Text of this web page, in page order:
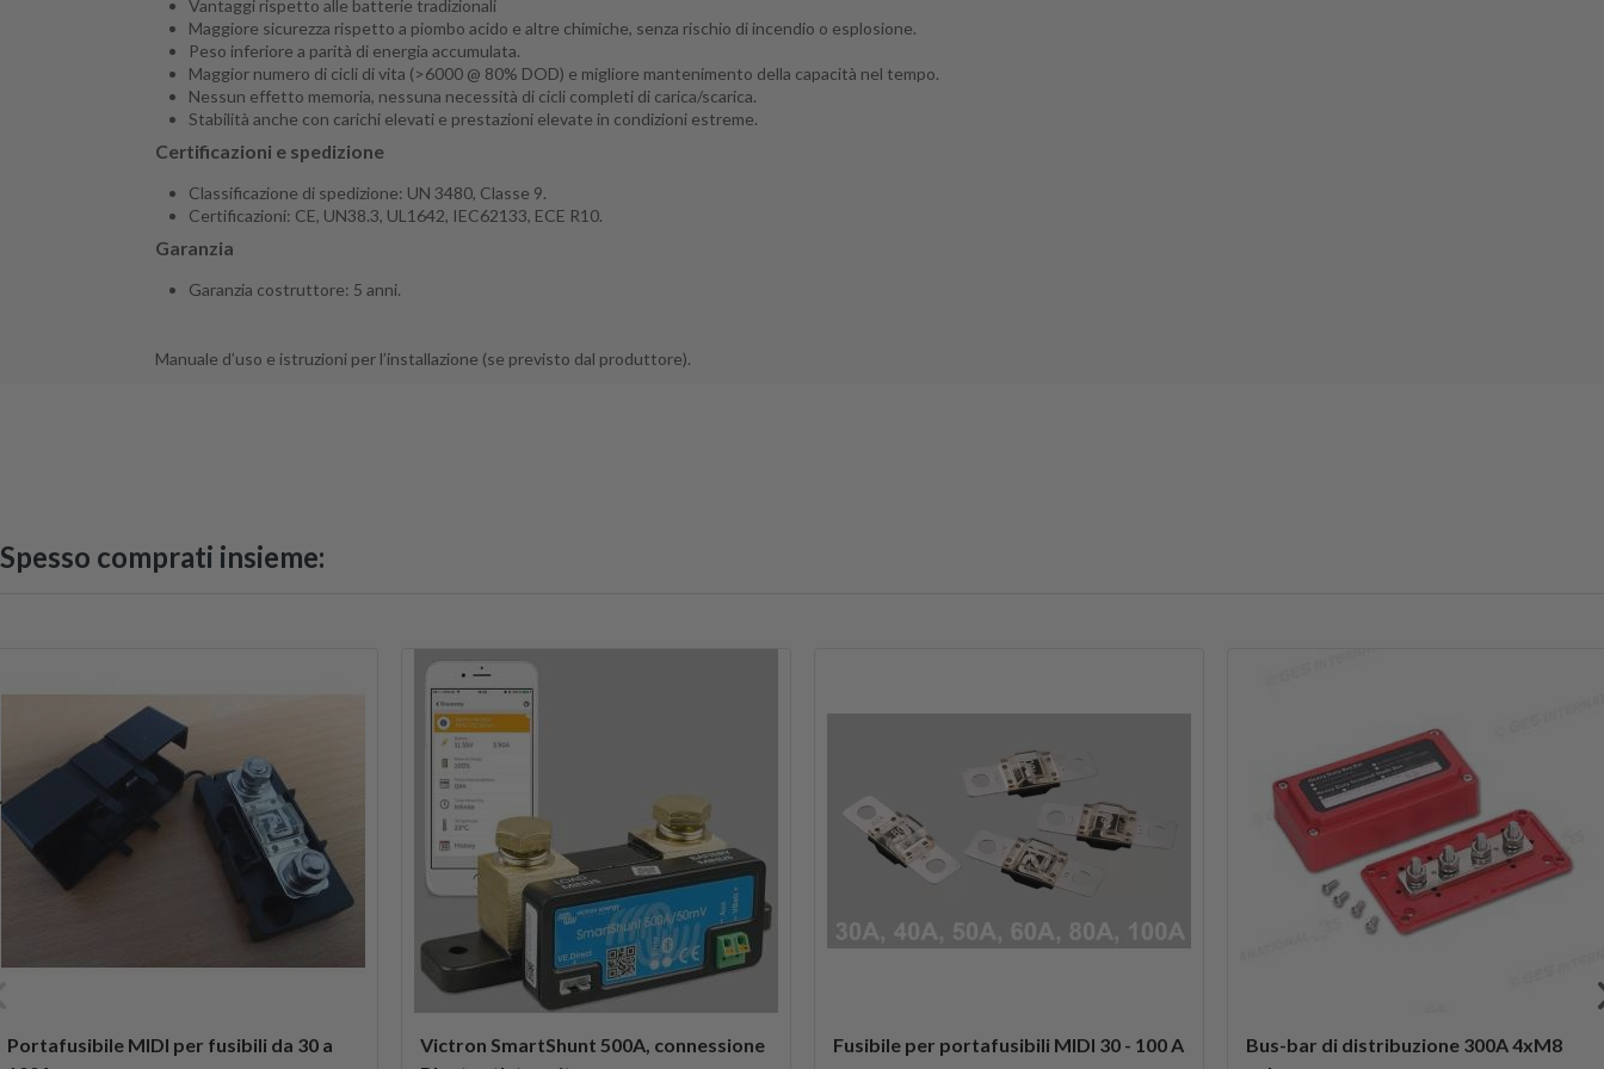
Vantaggi rispetto alle batterie tradizionali
Maggiore sicurezza rispetto a piombo acido e altre chimiche, senza rischio di incendio o esplosione.
Peso inferiore a parità di energia accumulata.
Maggior numero di cicli di vita (>6000 @ 80% DOD) e migliore mantenimento della capacità nel tempo.
Nessun effetto memoria, nessuna necessità di cicli completi di carica/scarica.
Stabilità anche con carichi elevati e prestazioni elevate in condizioni estreme.
Certificazioni e spedizione
Classificazione di spedizione: UN 3480, Classe 9.
Certificazioni: CE, UN38.3, UL1642, IEC62133, ECE R10.
Garanzia
Garanzia costruttore: 5 anni.
Manuale d’uso e istruzioni per l’installazione (se previsto dal produttore).
Spesso comprati insieme:
Portafusibile MIDI per fusibili da 30 a
Victron SmartShunt 500A, connessione
Fusibile per portafusibili MIDI 30 - 100 A
Bus-bar di distribuzione 300A 4xM8